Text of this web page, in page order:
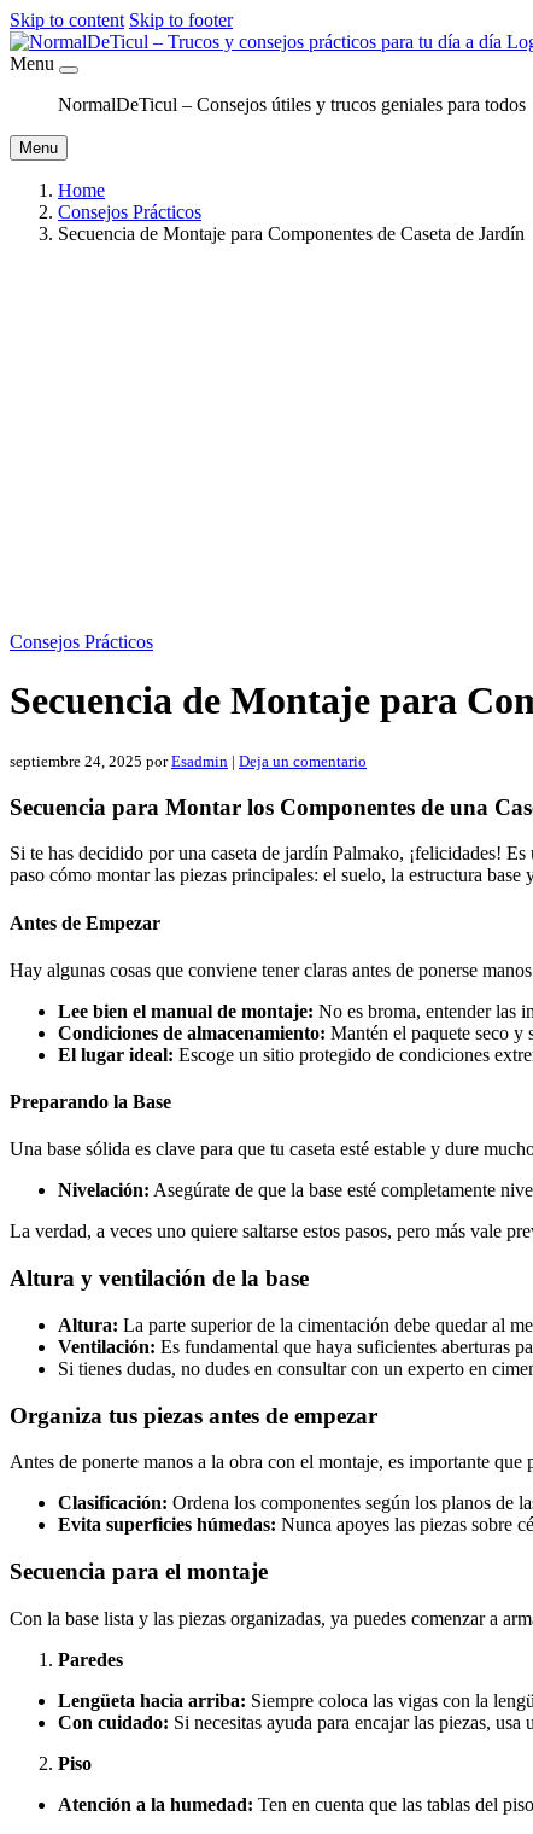
Skip to content Skip to footer
Menu
NormalDeTicul – Consejos útiles y trucos geniales para todos
Menu
Home
Consejos Prácticos
Secuencia de Montaje para Componentes de Caseta de Jardín
Consejos Prácticos
Secuencia de Montaje para
septiembre 24, 2025 porEsadmin | Deja un comentario
Secuencia para Montar los Componentes de una
Si te has decidido por una caseta de jardín Palmako, ¡felicidades!
paso cómo montar las piezas principales: el suelo, la estructura
Antes de Empezar
Hay algunas cosas que conviene tener claras antes de ponerse
Lee bien el manual de montaje: No es broma, entender las
Condiciones de almacenamiento: Mantén el paquete seco y
El lugar ideal: Escoge un sitio protegido de condiciones
Preparando la Base
Una base sólida es clave para que tu caseta esté estable y dure
Nivelación: Asegúrate de que la base esté completamente
La verdad, a veces uno quiere saltarse estos pasos, pero más vale
Altura y ventilación de la base
Altura: La parte superior de la cimentación debe quedar al
Ventilación: Es fundamental que haya suficientes aberturas
Si tienes dudas, no dudes en consultar con un experto en
Organiza tus piezas antes de empezar
Antes de ponerte manos a la obra con el montaje, es importante que
Clasificación: Ordena los componentes según los planos de
Evita superficies húmedas: Nunca apoyes las piezas sobre
Secuencia para el montaje
Con la base lista y las piezas organizadas, ya puedes comenzar a
Paredes
Lengüeta hacia arriba: Siempre coloca las vigas con la
Con cuidado: Si necesitas ayuda para encajar las piezas,
Piso
Atención a la humedad: Ten en cuenta que las tablas del